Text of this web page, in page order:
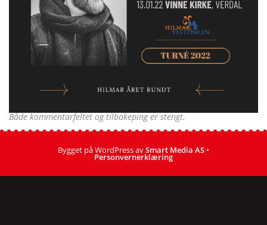
Både kommentarfeltet og tilbakeping er stengt.
Bygget på WordPress avSmart Media AS •
Personvernerklæring